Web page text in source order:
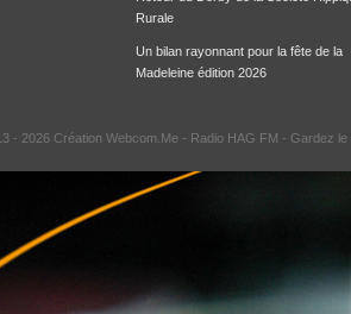
Rurale
Un bilan rayonnant pour la fête de la
Madeleine édition 2026
- 2026 Création Webcom.Me - Radio HAG FM - Gardez le